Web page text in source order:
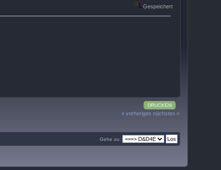
Gespeichert
DRUCKEN
« vorheriges nächstes »
Gehe zu: